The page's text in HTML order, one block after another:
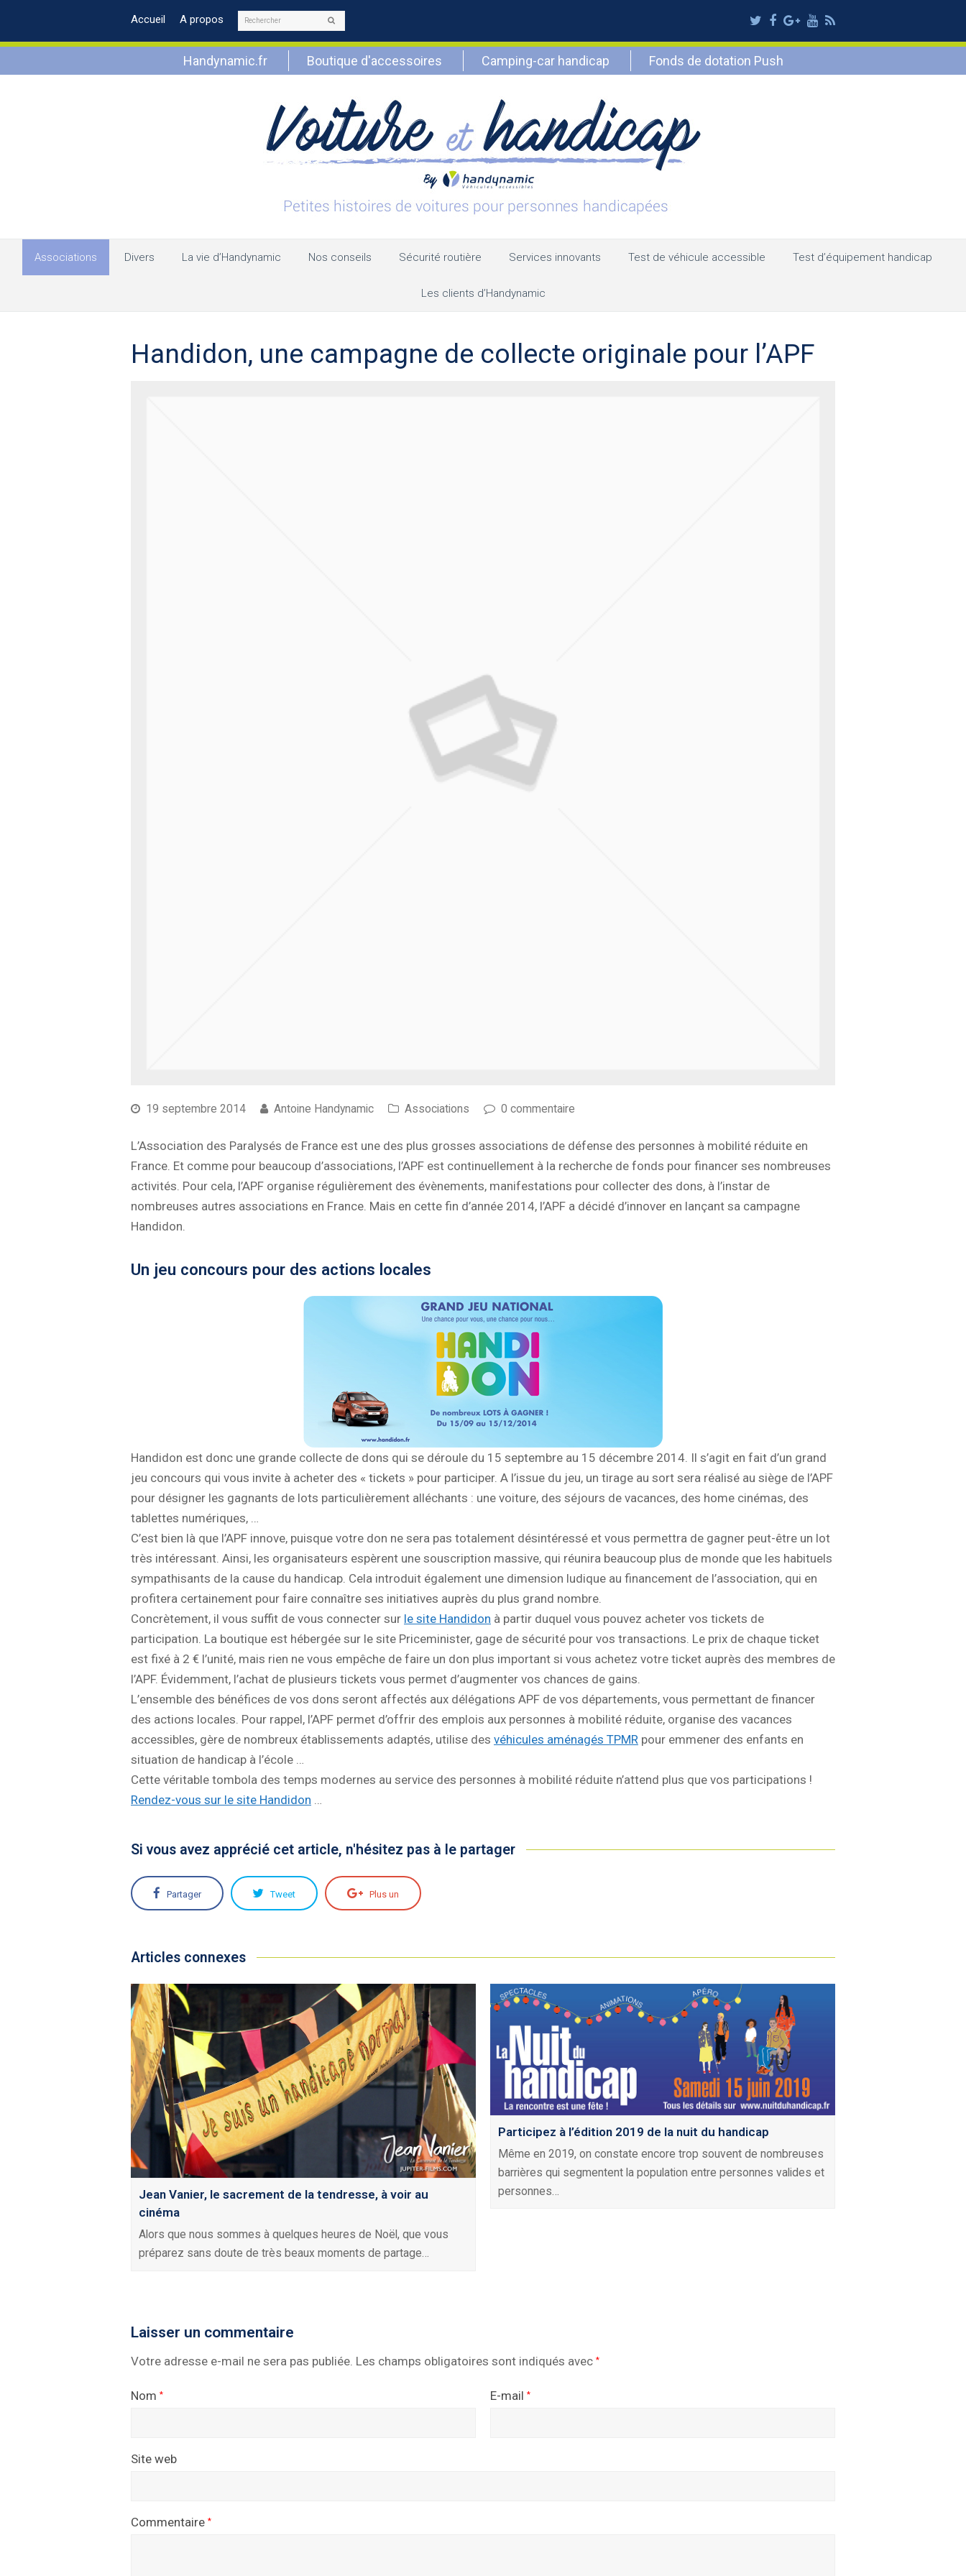
Accueil A propos Rechercher Twitter
Facebook
Google
Plus
Youtube
RSS
Handynamic.fr Boutique d'accessoires Camping-car handicap Fonds de dotation Push
Associations Divers La vie d’Handynamic Nos conseils Sécurité routière Services innovants Test de véhicule accessible Test d’équipement handicap
Les clients d’Handynamic
Handidon, une campagne de collecte originale pour l’APF
19 septembre 2014 Antoine Handynamic Associations 0 commentaire
L’Association des Paralysés de France est une des plus grosses associations de défense des personnes à mobilité réduite en
France. Et comme pour beaucoup d’associations, l’APF est continuellement à la recherche de fonds pour financer ses nombreuses
activités. Pour cela, l’APF organise régulièrement des évènements, manifestations pour collecter des dons, à l’instar de
nombreuses autres associations en France. Mais en cette fin d’année 2014, l’APF a décidé d’innover en lançant sa campagne
Handidon.
Un jeu concours pour des actions locales
Handidon est donc une grande collecte de dons qui se déroule du 15 septembre au 15 décembre 2014. Il s’agit en fait d’un grand
jeu concours qui vous invite à acheter des « tickets » pour participer. A l’issue du jeu, un tirage au sort sera réalisé au siège de l’APF
pour désigner les gagnants de lots particulièrement alléchants : une voiture, des séjours de vacances, des home cinémas, des
tablettes numériques, …
C’est bien là que l’APF innove, puisque votre don ne sera pas totalement désintéressé et vous permettra de gagner peut-être un lot
très intéressant. Ainsi, les organisateurs espèrent une souscription massive, qui réunira beaucoup plus de monde que les habituels
sympathisants de la cause du handicap. Cela introduit également une dimension ludique au financement de l’association, qui en
profitera certainement pour faire connaître ses initiatives auprès du plus grand nombre.
Concrètement, il vous suffit de vous connecter sur le site Handidon à partir duquel vous pouvez acheter vos tickets de
participation. La boutique est hébergée sur le site Priceminister, gage de sécurité pour vos transactions. Le prix de chaque ticket
est fixé à 2 € l’unité, mais rien ne vous empêche de faire un don plus important si vous achetez votre ticket auprès des membres de
l’APF. Évidemment, l’achat de plusieurs tickets vous permet d’augmenter vos chances de gains.
L’ensemble des bénéfices de vos dons seront affectés aux délégations APF de vos départements, vous permettant de financer
des actions locales. Pour rappel, l’APF permet d’offrir des emplois aux personnes à mobilité réduite, organise des vacances
accessibles, gère de nombreux établissements adaptés, utilise des véhicules aménagés TPMR pour emmener des enfants en
situation de handicap à l’école …
Cette véritable tombola des temps modernes au service des personnes à mobilité réduite n’attend plus que vos participations !
Rendez-vous sur le site Handidon …
Si vous avez apprécié cet article, n'hésitez pas à le partager
Partager Tweet Plus un
Articles connexes
Jean Vanier, le sacrement de la tendresse, à voir au
cinéma
Alors que nous sommes à quelques heures de Noël, que vous
préparez sans doute de très beaux moments de partage…
Participez à l’édition 2019 de la nuit du handicap
Même en 2019, on constate encore trop souvent de nombreuses
barrières qui segmentent la population entre personnes valides et
personnes…
Laisser un commentaire
Votre adresse e-mail ne sera pas publiée. Les champs obligatoires sont indiqués avec *
Nom * E-mail *
Site web
Commentaire *